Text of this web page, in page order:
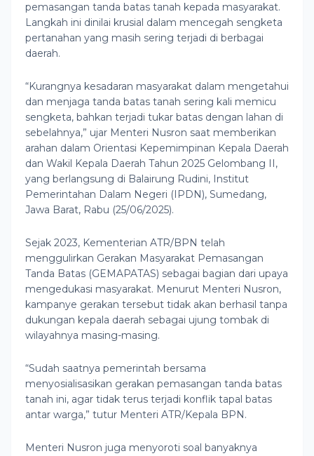
pemasangan tanda batas tanah kepada masyarakat.
Langkah ini dinilai krusial dalam mencegah sengketa
pertanahan yang masih sering terjadi di berbagai
daerah.
“Kurangnya kesadaran masyarakat dalam mengetahui
dan menjaga tanda batas tanah sering kali memicu
sengketa, bahkan terjadi tukar batas dengan lahan di
sebelahnya,” ujar Menteri Nusron saat memberikan
arahan dalam Orientasi Kepemimpinan Kepala Daerah
dan Wakil Kepala Daerah Tahun 2025 Gelombang II,
yang berlangsung di Balairung Rudini, Institut
Pemerintahan Dalam Negeri (IPDN), Sumedang,
Jawa Barat, Rabu (25/06/2025).
Sejak 2023, Kementerian ATR/BPN telah
menggulirkan Gerakan Masyarakat Pemasangan
Tanda Batas (GEMAPATAS) sebagai bagian dari upaya
mengedukasi masyarakat. Menurut Menteri Nusron,
kampanye gerakan tersebut tidak akan berhasil tanpa
dukungan kepala daerah sebagai ujung tombak di
wilayahnya masing-masing.
“Sudah saatnya pemerintah bersama
menyosialisasikan gerakan pemasangan tanda batas
tanah ini, agar tidak terus terjadi konflik tapal batas
antar warga,” tutur Menteri ATR/Kepala BPN.
Menteri Nusron juga menyoroti soal banyaknya